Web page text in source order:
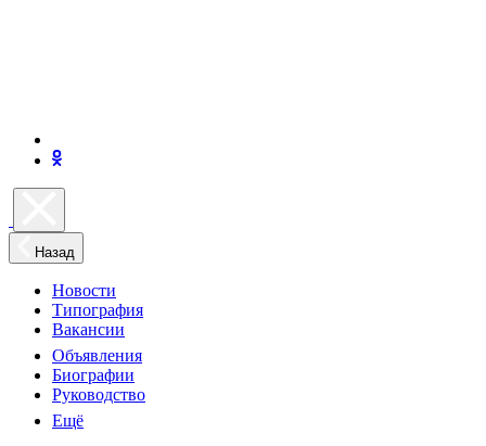
Назад
Новости
Типография
Вакансии
Объявления
Биографии
Руководство
Ещё